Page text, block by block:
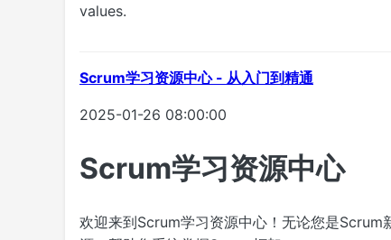
values.
Scrum学习资源中心 - 从入门到精通
2025-01-26 08:00:00
Scrum学习资源中心
欢迎来到Scrum学习资源中心！无论您是